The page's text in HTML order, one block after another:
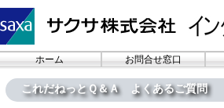
ホーム お問合せ窓口
これだねっとＱ＆Ａ よくあるご質問